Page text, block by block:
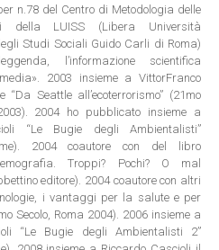
n.78 del Centro di Metodologia delle
della LUISS (Libera Università
Studi Sociali Guido Carli di Roma)
l’informazione scientifica
2003 insieme a VittorFranco
“Da Seattle all’ecoterrorismo” (21mo
2004 ho pubblicato insieme a
“Le Bugie degli Ambientalisti”
2004 coautore con del libro
Troppi? Pochi? O mal
editore). 2004 coautore con altri
i vantaggi per la salute e per
Secolo, Roma 2004). 2006 insieme a
“Le Bugie degli Ambientalisti 2”